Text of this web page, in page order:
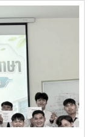
าสนี้ วิทยาลัย
รย์ ดร.ภคมน ปิน
ลังงาน (ต่อเนื่อง)
ร พร้อมให้ข้อมูล
ารเตรียมความ
ในการประกอบ
โนโลยีสมัยใหม่
รวิชาชีพชั้นสูง
ปิดโอกาสให้